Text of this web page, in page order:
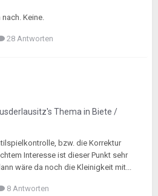
Keine.
28 Antworten
's Thema in Biete /
bzw. die Korrektur
Interesse ist dieser Punkt sehr
wäre da noch die Kleinigkeit mit...
8 Antworten